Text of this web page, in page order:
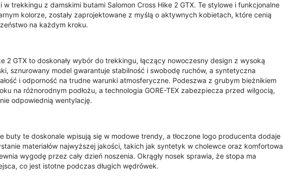
w trekkingu z damskimi butami Salomon Cross Hike 2 GTX. Te stylowe i funkcjonalne
kolorze, zostały zaprojektowane z myślą o aktywnych kobietach, które cenią
na każdym kroku.
2 GTX to doskonały wybór do trekkingu, łączący nowoczesny design z wysoką
sznurowany model gwarantuje stabilność i swobodę ruchów, a syntetyczna
i odporność na trudne warunki atmosferyczne. Podeszwa z grubym bieżnikiem
na różnorodnym podłożu, a technologia GORE-TEX zabezpiecza przed wilgocią,
odpowiednią wentylację.
buty te doskonale wpisują się w modowe trendy, a tłoczone logo producenta dodaje
materiałów najwyższej jakości, takich jak syntetyk w cholewce oraz komfortowa
wygodę przez cały dzień noszenia. Okrągły nosek sprawia, że stopa ma
co jest istotne podczas długich wędrówek.